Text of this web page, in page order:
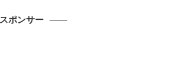
スポンサー